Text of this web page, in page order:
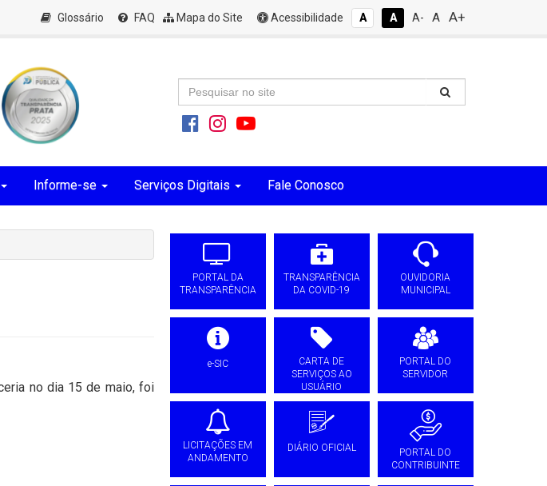
Glossário FAQ Mapa do Site Acessibilidade A A A- A A+
Informe-se Serviços Digitais Fale Conosco
no dia 15 de maio, foi
PORTAL DA
TRANSPARÊNCIA
TRANSPARÊNCIA
DA COVID-19
OUVIDORIA
MUNICIPAL
e-SIC
CARTA DE
SERVIÇOS AO
USUÁRIO
PORTAL DO
SERVIDOR
LICITAÇÕES EM
ANDAMENTO
DIÁRIO OFICIAL
PORTAL DO
CONTRIBUINTE